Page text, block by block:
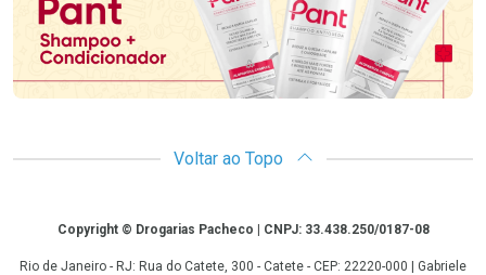
Voltar ao Topo
CopyrightCopyright © Drogarias Pacheco | CNPJ: 33.438.250/0187-08
Rio de Janeiro - RJ: Rua do Catete, 300 - Catete - CEP: 22220-000 | Gabriele